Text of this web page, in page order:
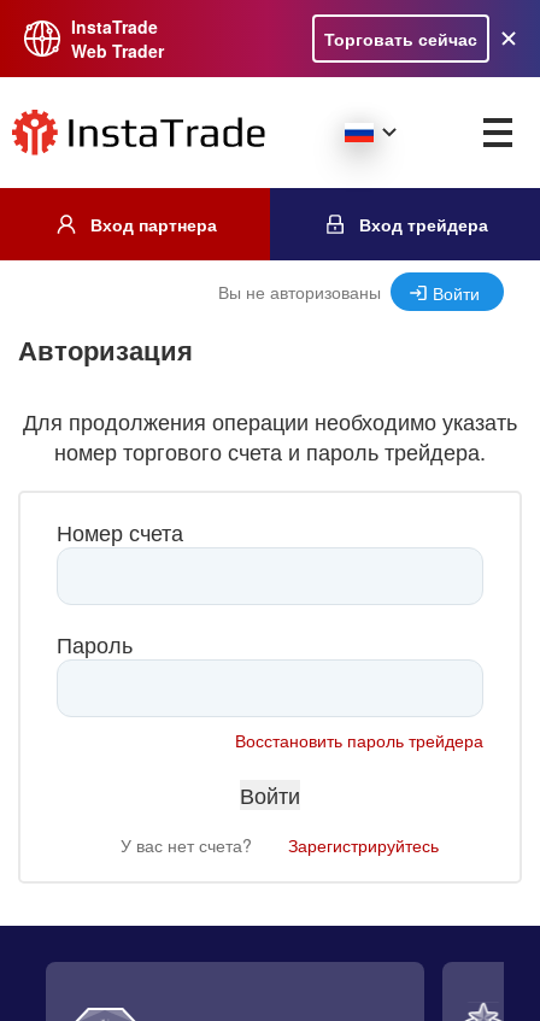
InstaTrade
Web Trader
Торговать сейчас
Вход партнера Вход трейдера
Вы не авторизованы Войти
Авторизация
Для продолжения операции необходимо указать
номер торгового счета и пароль трейдера.
Номер счета
Пароль
Восстановить пароль трейдера
У вас нет счета? Зарегистрируйтесь